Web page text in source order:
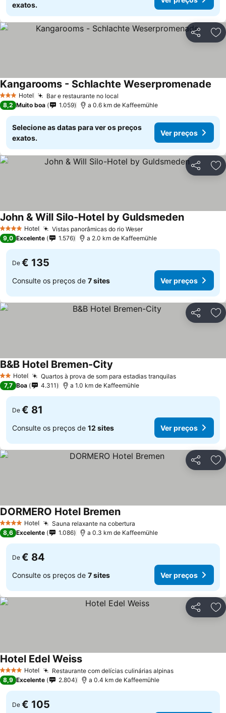
exatos.
Partilhar
3 EstrelasHotel Bar e restaurante no local
Kangarooms - Schlachte Weserpromenade
8,2 Muito boa 1.059 a 0.6 km de Kaffeemühle
Selecione as datas para ver os preços
exatos.
Ver preços
Partilhar
4 EstrelasHotel Vistas panorâmicas do rio Weser
John & Will Silo-Hotel by Guldsmeden
9,0 Excelente 1.576 a 2.0 km de Kaffeemühle
De € 135
Consulte os preços de 7 sites Ver preços
Partilhar
2 Estrelas
Hotel Quartos à prova de som para estadias tranquilas
B&B Hotel Bremen-City
7,7 Boa 4.311 a 1.0 km de Kaffeemühle
De € 81
Consulte os preços de 12 sites Ver preços
Partilhar
4 EstrelasHotel Sauna relaxante na cobertura
DORMERO Hotel Bremen
8,6 Excelente 1.086 a 0.3 km de Kaffeemühle
De € 84
Consulte os preços de 7 sites Ver preços
Partilhar
4 EstrelasHotel Restaurante com delícias culinárias alpinas
Hotel Edel Weiss
8,9 Excelente 2.804 a 0.4 km de Kaffeemühle
De € 105